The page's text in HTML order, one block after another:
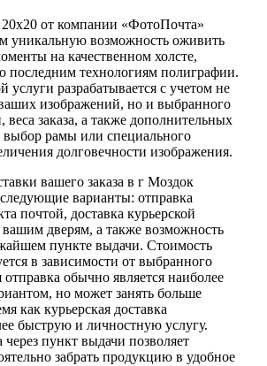
20х20 от компании «ФотоПочта»
уникальную возможность оживить
на качественном холсте,
последним технологиям полиграфии.
услуги разрабатывается с учетом не
изображений, но и выбранного
веса заказа, а также дополнительных
выбор рамы или специального
долговечности изображения.
вашего заказа в г Моздок
варианты: отправка
почтой, доставка курьерской
дверям, а также возможность
пункте выдачи. Стоимость
в зависимости от выбранного
обычно является наиболее
но может занять больше
как курьерская доставка
быструю и личностную услугу.
через пункт выдачи позволяет
забрать продукцию в удобное